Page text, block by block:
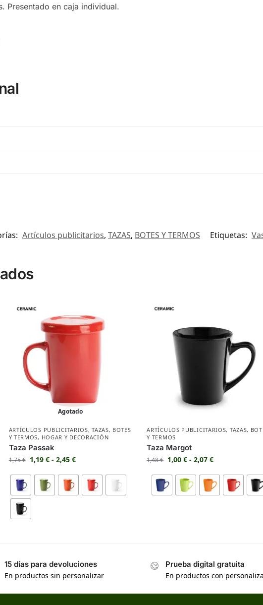
Presentado en caja individual.
Artículos publicitarios, TAZAS, BOTES Y TERMOS Etiquetas:
Agotado
ARTÍCULOS PUBLICITARIOS,TAZAS, BOTES
Y TERMOS, HOGAR Y DECORACIÓN
Taza Passak
1,75€ 1,19 € - 2,45 €
ARTÍCULOS PUBLICITARIOS, TAZAS,
Y TERMOS
Taza Margot
1,48€ 1,00€ - 2,07€
15 días para devoluciones
En productos sin personalizar
Prueba digital gratuita
En productos con